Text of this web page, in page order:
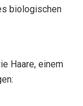
biologischen
Haare, einem